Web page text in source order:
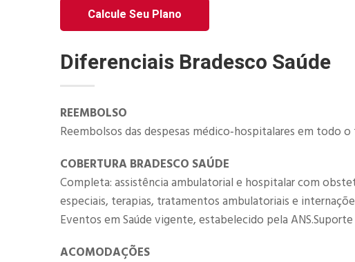
Calcule Seu Plano
Diferenciais Bradesco Saúde
REEMBOLSO
Reembolsos das despesas médico‐hospitalares em todo
COBERTURA BRADESCO SAÚDE
Completa: assistência ambulatorial e hospitalar com
especiais, terapias, tratamentos ambulatoriais e
Eventos em Saúde vigente, estabelecido pela
ACOMODAÇÕES